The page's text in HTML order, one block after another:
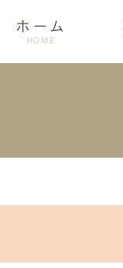
ホーム
HOME
訪問歯科
設備紹介
グ